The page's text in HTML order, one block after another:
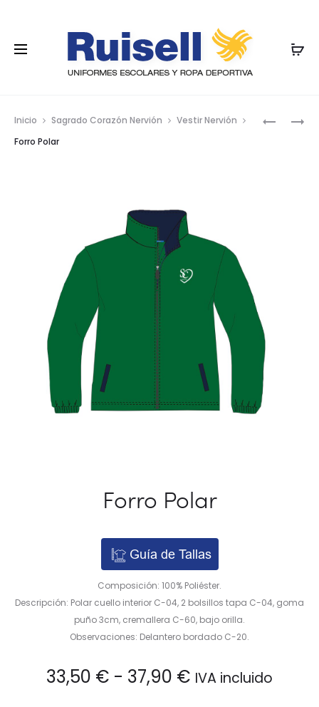
Inicio Sagrado Corazón Nervión
Vestir Nervión
Forro Polar
Forro Polar
Guía de Tallas
Composición: 100% Poliéster.
Descripción: Polar cuello interior C-04, 2 bolsillos tapa C-04, goma
puño 3cm, cremallera C-60, bajo orilla.
Observaciones: Delantero bordado C-20.
33,50 € - 37,90 € Rango
IVA incluido